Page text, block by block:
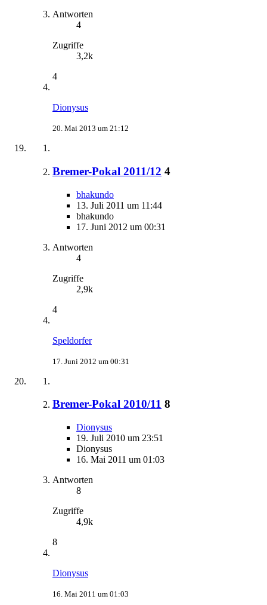
Antworten
4
Zugriffe
3,2k
4
Dionysus
20. Mai 2013 um 21:12
Bremer-Pokal 2011/12 4
bhakundo
13. Juli 2011 um 11:44
bhakundo
17. Juni 2012 um 00:31
Antworten
4
Zugriffe
2,9k
4
Speldorfer
17. Juni 2012 um 00:31
Bremer-Pokal 2010/11 8
Dionysus
19. Juli 2010 um 23:51
Dionysus
16. Mai 2011 um 01:03
Antworten
8
Zugriffe
4,9k
8
Dionysus
16. Mai 2011 um 01:03